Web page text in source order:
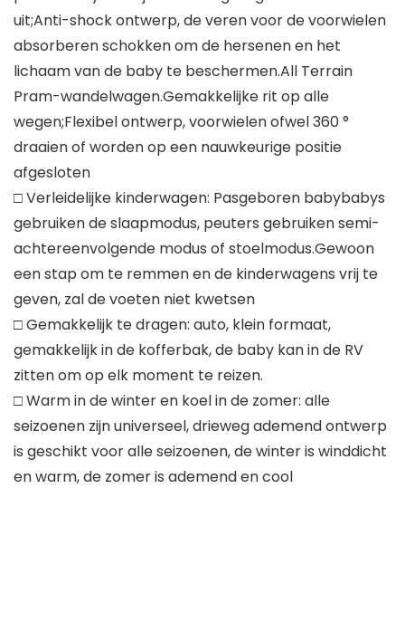
uit;Anti-shock ontwerp, de veren voor de voorwielen
absorberen schokken om de hersenen en het
lichaam van de baby te beschermen.All Terrain
Pram-wandelwagen.Gemakkelijke rit op alle
wegen;Flexibel ontwerp, voorwielen ofwel 360 °
draaien of worden op een nauwkeurige positie
afgesloten
□ Verleidelijke kinderwagen: Pasgeboren babybabys
gebruiken de slaapmodus, peuters gebruiken semi-
achtereenvolgende modus of stoelmodus.Gewoon
een stap om te remmen en de kinderwagens vrij te
geven, zal de voeten niet kwetsen
□ Gemakkelijk te dragen: auto, klein formaat,
gemakkelijk in de kofferbak, de baby kan in de RV
zitten om op elk moment te reizen.
□ Warm in de winter en koel in de zomer: alle
seizoenen zijn universeel, drieweg ademend ontwerp
is geschikt voor alle seizoenen, de winter is winddicht
en warm, de zomer is ademend en cool